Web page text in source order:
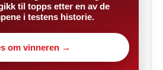
til topps etter en av de
i testens historie.
om vinneren →